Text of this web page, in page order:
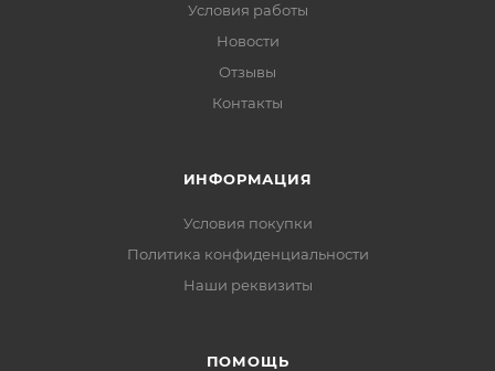
Условия работы
Новости
Отзывы
Контакты
ИНФОРМАЦИЯ
Условия покупки
Политика конфиденциальности
Наши реквизиты
ПОМОЩЬ